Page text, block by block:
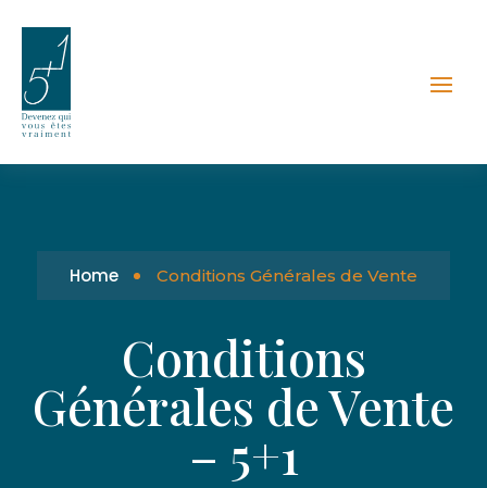
Home Conditions Générales de Vente
Conditions
Générales de Vente
– 5+1